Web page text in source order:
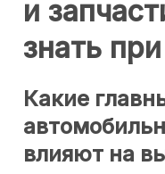
и
знать
Какие
влияют на